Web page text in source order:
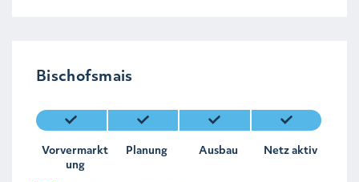
Bischofsmais
Vorvermarkt
ung
Planung Ausbau Netz aktiv